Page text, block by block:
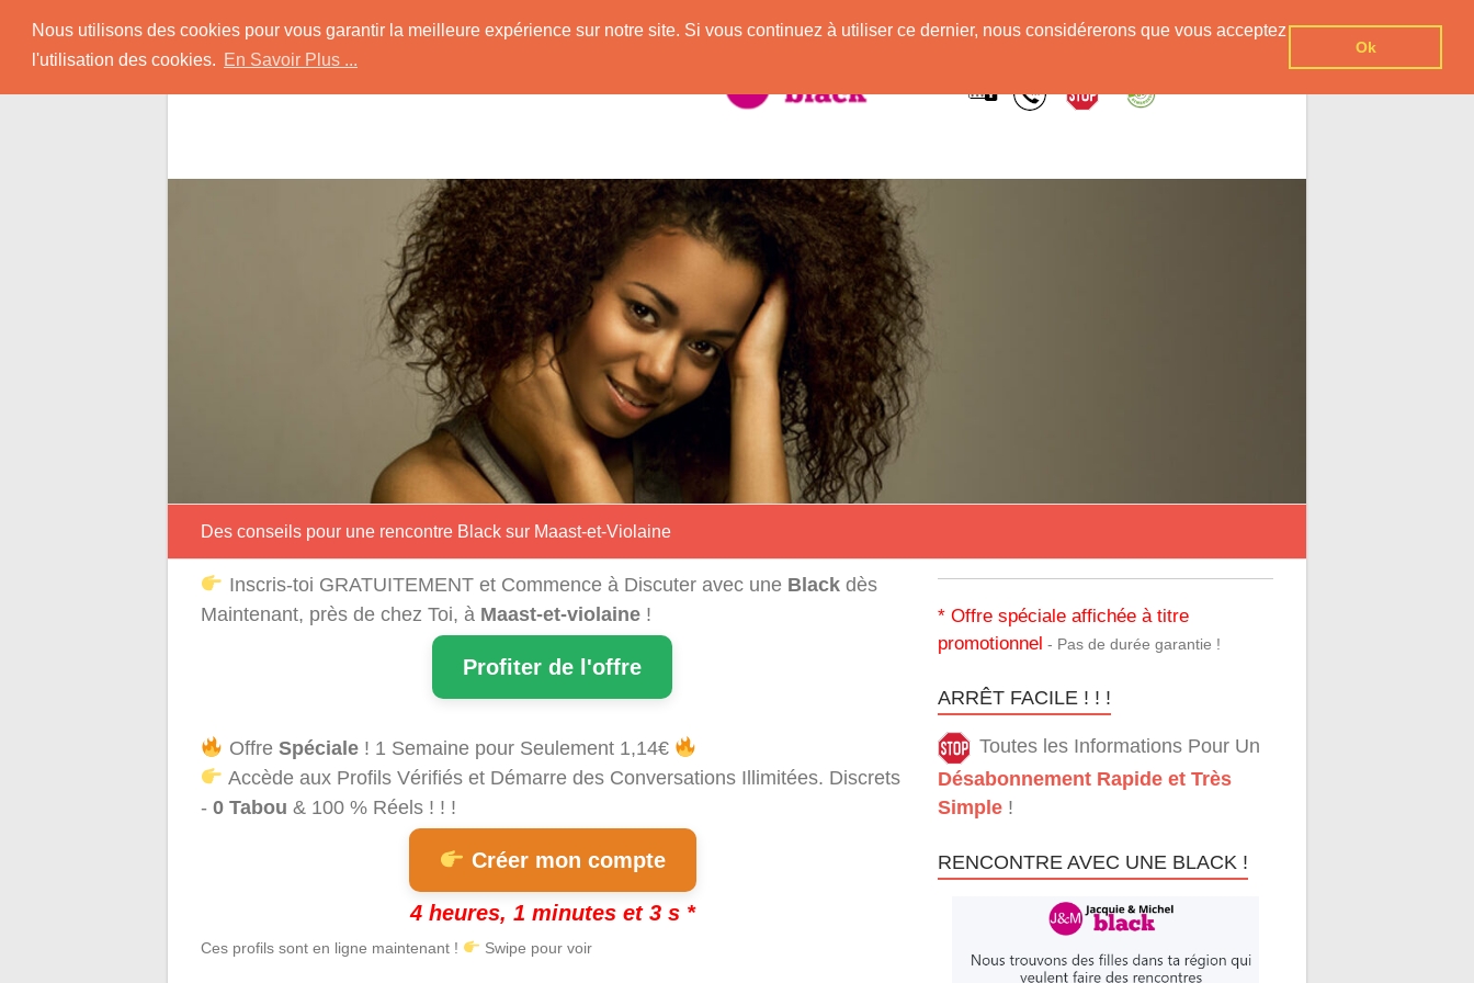
Nous utilisons des cookies pour vous garantir la meilleure expérience sur notre site. Si vous continuez à utiliser ce dernier, nous considérerons que vous acceptez
l'utilisation des cookies. En Savoir Plus ...
Ok
content
Rencontrer-Black
Conseils pour Rencontrer une Jolie Célibataire à la Peau Noire !
Des conseils pour une rencontre Black sur Maast-et-Violaine
Inscris-toi GRATUITEMENT et Commence à Discuter avec une Blackdès
Maintenant, près de chez Toi, à Maast-et-violaine !
Profiter de l'offre
Offre Spéciale! 1 Semaine pour Seulement 1,14€
Accède aux Profils Vérifiés et Démarre des Conversations Illimitées. Discrets
- 0 Tabou & 100 % Réels ! ! !
Créer mon compte
4 heures, 1 minutes et 2 s *
Ces profils sont en ligne maintenant ! Swipe pour voir
* Offre spéciale affichée à titre
promotionnel - Pas de durée garantie !
ARRÊT FACILE ! ! !
Toutes les Informations Pour Un
Désabonnement Rapide et Très
Simple !
RENCONTRE AVEC UNE BLACK !